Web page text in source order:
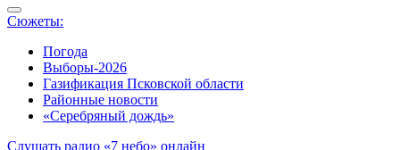
Сюжеты:
Погода
Выборы-2026
Газификация Псковской области
Районные новости
«Серебряный дождь»
Слушать радио «7 небо» онлайн